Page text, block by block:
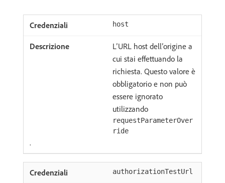
host
L’URL host dell’origine a
cui stai effettuando la
richiesta. Questo valore è
obbligatorio e non può
essere ignorato
utilizzando
requestParameterOver
ride
.
authorizationTestUrl